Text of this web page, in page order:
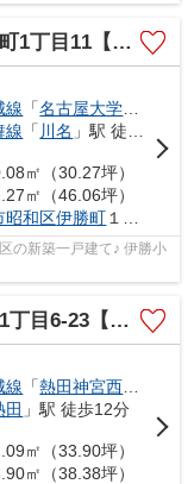
料】新築一戸建て 2号棟
線 「名古屋大学
線 「 川名 」駅 徒歩16分
㎡（30.27坪）
㎡（46.06坪）
昭和区伊勝町 １丁目11
新築一戸建て♪ 伊勝小
料】新築一戸建て 1号棟
線 「熱田神宮西
田 」駅 徒歩12分
㎡（33.90坪）
㎡（38.38坪）